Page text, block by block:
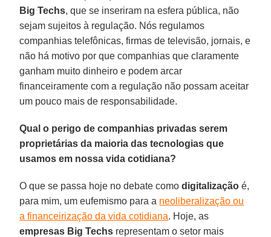
Big Techs, que se inseriram na esfera pública, não
sejam sujeitos à regulação. Nós regulamos
companhias telefônicas, firmas de televisão, jornais, e
não há motivo por que companhias que claramente
ganham muito dinheiro e podem arcar
financeiramente com a regulação não possam aceitar
um pouco mais de responsabilidade.
Qual o perigo de companhias privadas serem
proprietárias da maioria das tecnologias que
usamos em nossa vida cotidiana?
O que se passa hoje no debate comodigitalização é,
para mim, um eufemismo para a neoliberalização ou
a financeirização da vida cotidiana. Hoje, as
empresas Big Techs representam o setor mais